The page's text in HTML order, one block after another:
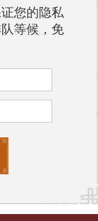
您的隐私
等候，免